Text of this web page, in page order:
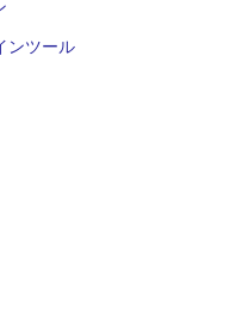
ンツール